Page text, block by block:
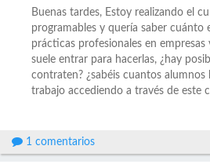
Buenas tardes, Estoy realizando el
programables y quería saber cuánto
prácticas profesionales en empresas
suele entrar para hacerlas, ¿hay
contraten? ¿sabéis cuantos alumnos
trabajo accediendo a través de este
1 comentarios